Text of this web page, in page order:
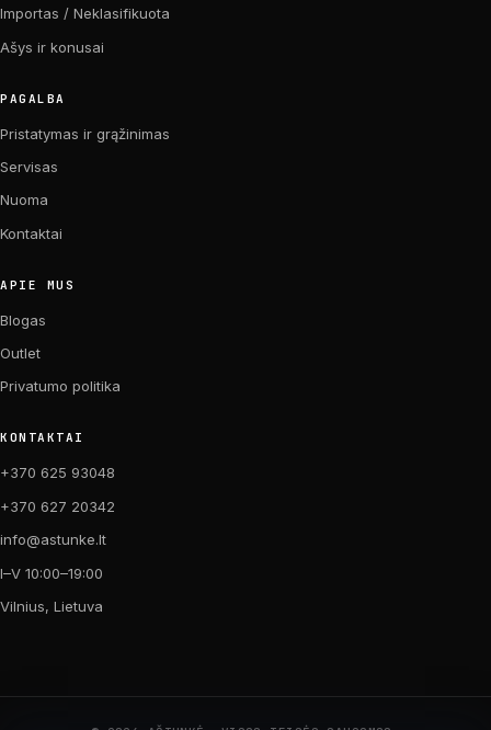
Importas / Neklasifikuota
Ašys ir konusai
PAGALBA
Pristatymas ir grąžinimas
Servisas
Nuoma
Kontaktai
APIE MUS
Blogas
Outlet
Privatumo politika
KONTAKTAI
+370 625 93048
+370 627 20342
info@astunke.lt
I–V 10:00–19:00
Vilnius, Lietuva